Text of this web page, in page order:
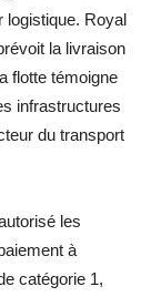
logistique. Royal
la livraison
flotte témoigne
infrastructures
du transport
les
à
catégorie 1,